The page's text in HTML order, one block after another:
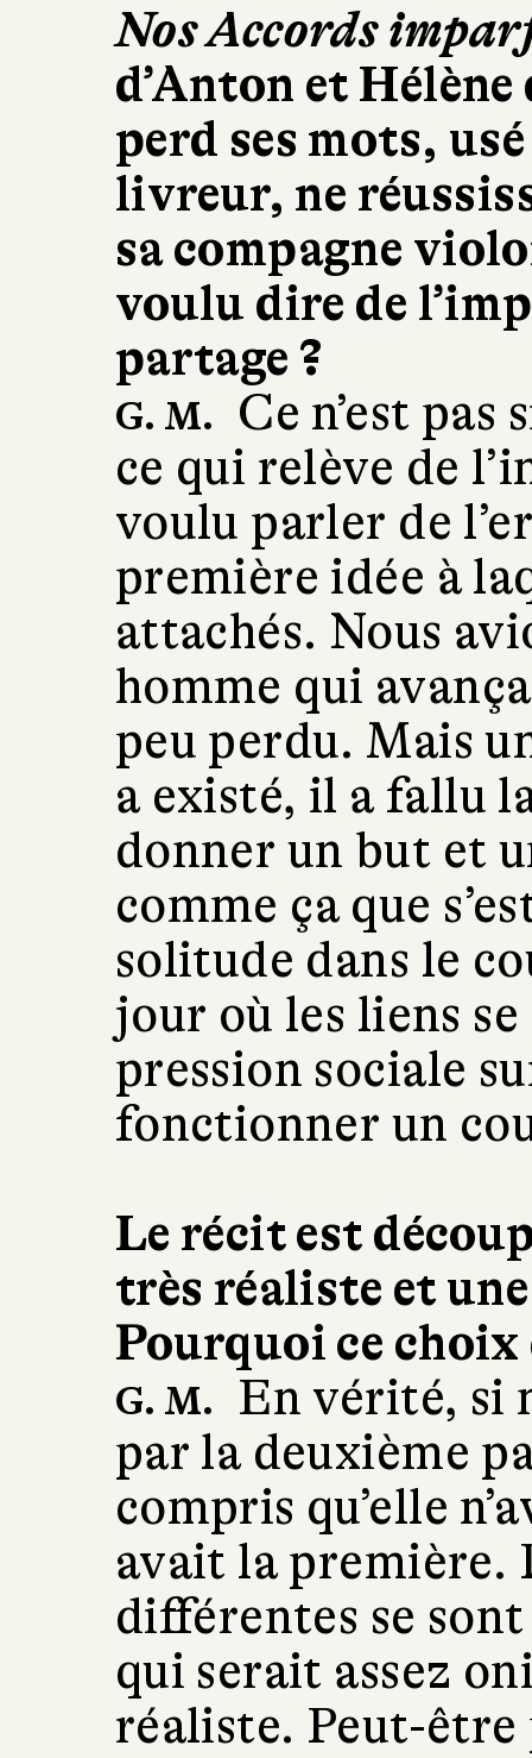
Nos Accords
d’Anton et
perd ses mots,
livreur, ne
sa compagne
voulu dire de
partage ?
G. M.
Ce n’est
ce qui relève de
voulu parler de
première idée à
attachés. Nous
homme qui
peu perdu. Mais
a existé, il a fallu
donner un but et
comme ça que
solitude dans le
jour où les liens
pression sociale
fonctionner un
Le récit est
très réaliste et
Pourquoi ce
G. M.
En vérité, si
par la deuxième
compris qu’elle
avait la première.
différentes se
qui serait assez
réaliste. Peut-être